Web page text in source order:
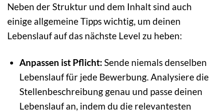
Neben der Struktur und dem Inhalt sind auch
einige allgemeine Tipps wichtig, um deinen
Lebenslauf auf das nächste Level zu heben:
Anpassen ist Pflicht: Sende niemals denselben
Lebenslauf für jede Bewerbung. Analysiere die
Stellenbeschreibung genau und passe deinen
Lebenslauf an, indem du die relevantesten